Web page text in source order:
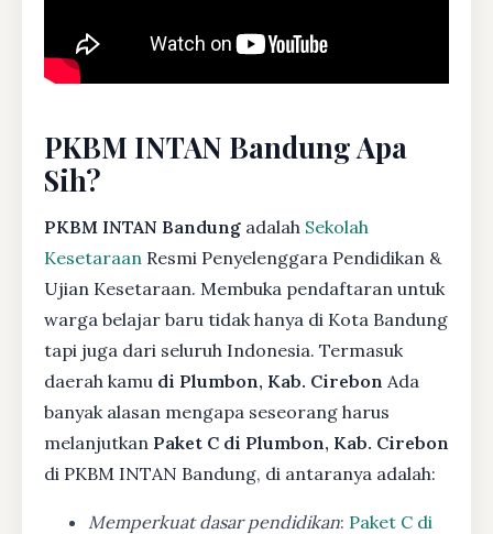
PKBM INTAN Bandung Apa
Sih?
PKBM INTAN Bandung adalah Sekolah
Kesetaraan Resmi Penyelenggara Pendidikan &
Ujian Kesetaraan. Membuka pendaftaran untuk
warga belajar baru tidak hanya di Kota Bandung
tapi juga dari seluruh Indonesia. Termasuk
daerah kamu di Plumbon, Kab. Cirebon Ada
banyak alasan mengapa seseorang harus
melanjutkan Paket C di Plumbon, Kab. Cirebon
di PKBM INTAN Bandung, di antaranya adalah:
Memperkuat dasar pendidikan: Paket C di